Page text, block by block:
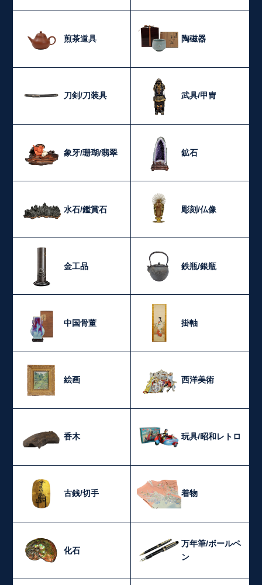
煎茶道具 陶磁器
刀剣/刀装具 武具/甲冑
象牙/珊瑚/翡翠 鉱石
水石/鑑賞石 彫刻/仏像
金工品 鉄瓶/銀瓶
中国骨董 掛軸
絵画 西洋美術
香木 玩具/昭和レトロ
古銭/切手 着物
化石
万年筆/ボールペ
ン